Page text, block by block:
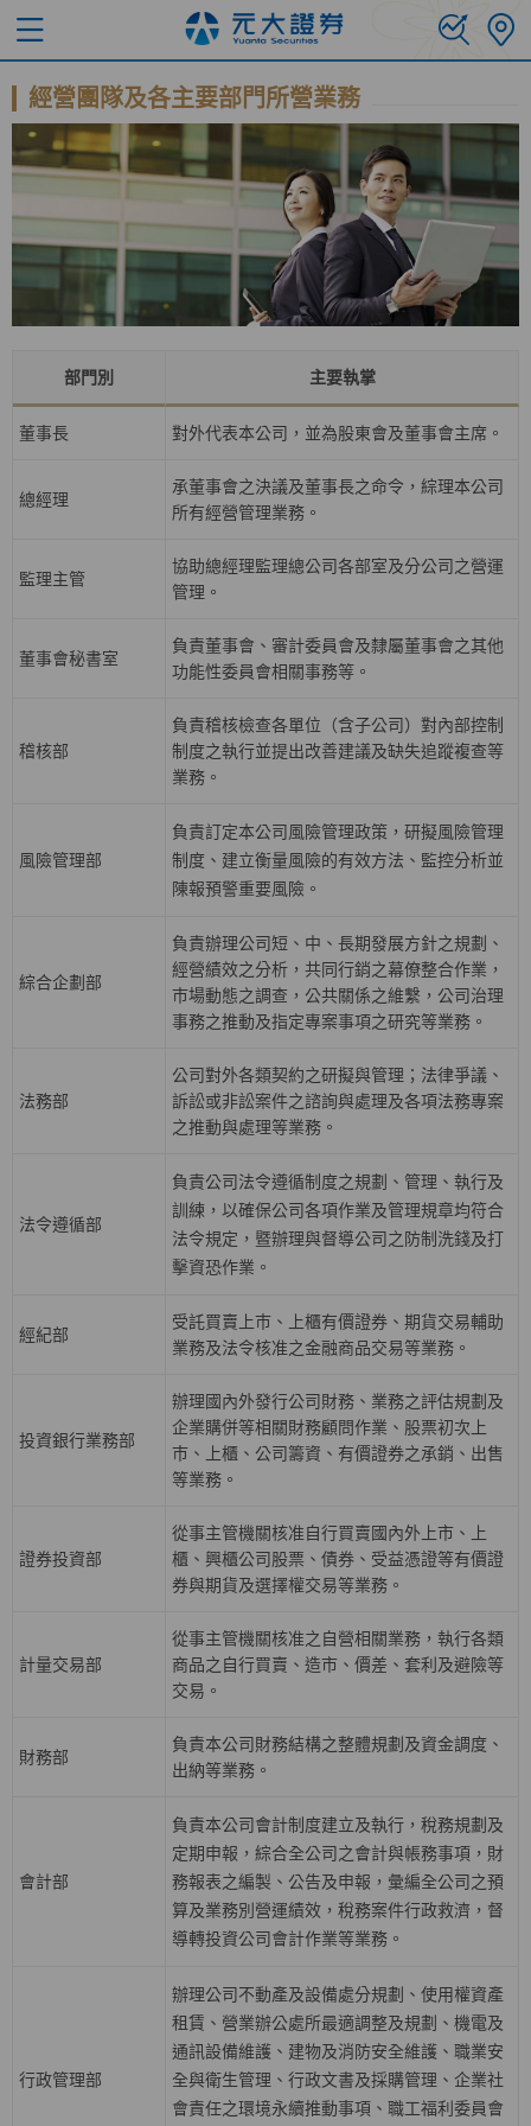
經營團隊及各主要部門所營業務
部門別 主要執掌
董事長 對外代表本公司，並為股東會及董事會主席。
總經理
承董事會之決議及董事長之命令，綜理本公司
所有經營管理業務。
監理主管
協助總經理監理總公司各部室及分公司之營運
管理。
董事會秘書室
負責董事會、審計委員會及隸屬董事會之其他
功能性委員會相關事務等。
稽核部
負責稽核檢查各單位（含子公司）對內部控制
制度之執行並提出改善建議及缺失追蹤複查等
業務。
風險管理部
負責訂定本公司風險管理政策，研擬風險管理
制度、建立衡量風險的有效方法、監控分析並
陳報預警重要風險。
綜合企劃部
負責辦理公司短、中、長期發展方針之規劃、
經營績效之分析，共同行銷之幕僚整合作業，
巿場動態之調查，公共關係之維繫，公司治理
事務之推動及指定專案事項之研究等業務。
法務部
公司對外各類契約之研擬與管理；法律爭議、
訴訟或非訟案件之諮詢與處理及各項法務專案
之推動與處理等業務。
法令遵循部
負責公司法令遵循制度之規劃、管理、執行及
訓練，以確保公司各項作業及管理規章均符合
法令規定，暨辦理與督導公司之防制洗錢及打
擊資恐作業。
經紀部
受託買賣上巿、上櫃有價證券、期貨交易輔助
業務及法令核准之金融商品交易等業務。
投資銀行業務部
辦理國內外發行公司財務、業務之評估規劃及
企業購併等相關財務顧問作業、股票初次上
巿、上櫃、公司籌資、有價證券之承銷、出售
等業務。
證券投資部
從事主管機關核准自行買賣國內外上市、上
櫃、興櫃公司股票、債券、受益憑證等有價證
券與期貨及選擇權交易等業務。
計量交易部
從事主管機關核准之自營相關業務，執行各類
商品之自行買賣、造市、價差、套利及避險等
交易。
財務部
負責本公司財務結構之整體規劃及資金調度、
出納等業務。
會計部
負責本公司會計制度建立及執行，稅務規劃及
定期申報，綜合全公司之會計與帳務事項，財
務報表之編製、公告及申報，彙編全公司之預
算及業務別營運績效，稅務案件行政救濟，督
導轉投資公司會計作業等業務。
行政管理部
辦理公司不動產及設備處分規劃、使用權資產
租賃、營業辦公處所最適調整及規劃、機電及
通訊設備維護、建物及消防安全維護、職業安
全與衛生管理、行政文書及採購管理、企業社
會責任之環境永續推動事項、職工福利委員會